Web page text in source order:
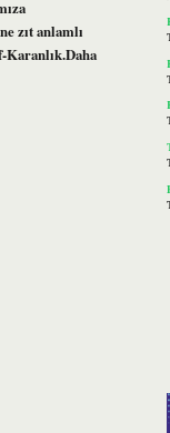
zıt anlamlı
Karanlık.Daha